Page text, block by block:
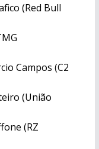
(Red Bull
Campos (C2
(União
(RZ